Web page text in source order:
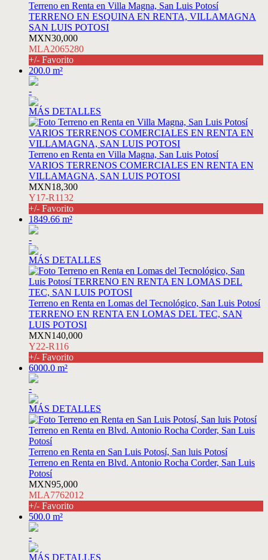
Terreno en Renta en Villa Magna, San Luis Potosí
TERRENO EN ESQUINA EN RENTA, VILLAMAGNA
SAN LUIS POTOSI
MXN30,000
MLA2065280
+/- Favorito
200.0 m²
-
MÁS DETALLES
Terreno en Renta en Villa Magna, San Luis Potosí
VARIOS TERRENOS COMERCIALES EN RENTA EN
VILLAMAGNA, SAN LUIS POTOSI
MXN18,300
Y17-R1132
+/- Favorito
1849.66 m²
-
MÁS DETALLES
Terreno en Renta en Lomas del Tecnológico, San Luis Potosí
TERRENO EN RENTA EN LOMAS DEL TEC, SAN
LUIS POTOSI
MXN140,000
Y22-R116
+/- Favorito
6000.0 m²
-
MÁS DETALLES
Terreno en Renta en San Luis Potosí, San luis Potosí
Terreno en Renta en Blvd. Antonio Rocha Corder, San Luis
Potosí
MXN95,000
MLA7762012
+/- Favorito
500.0 m²
-
MÁS DETALLES